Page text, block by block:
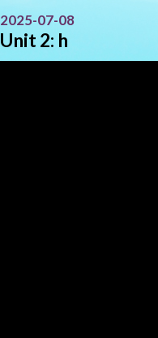
2025-07-08
Unit 2: h